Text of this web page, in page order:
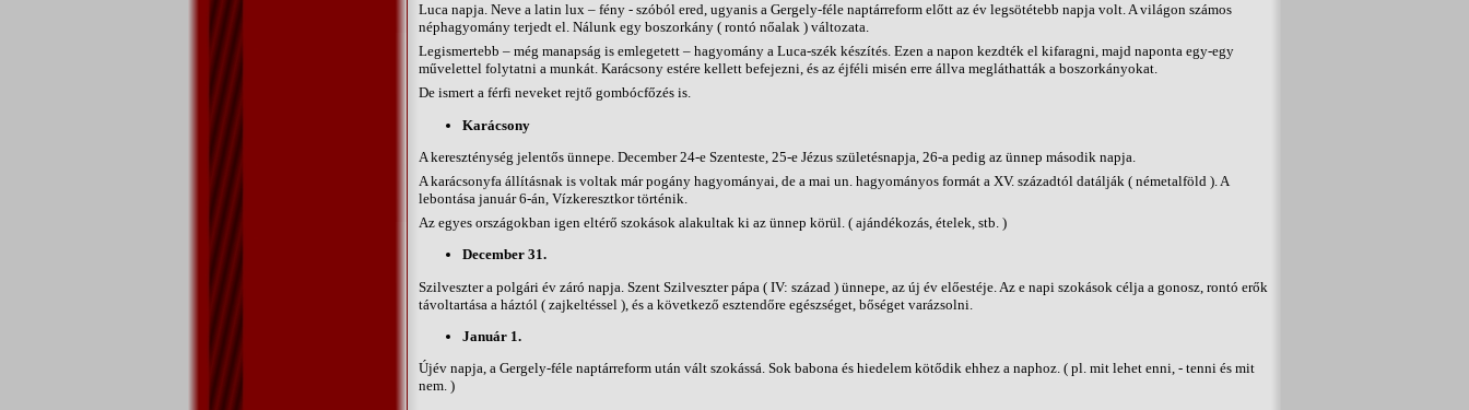
Luca napja. Neve a latin lux – fény - szóból ered, ugyanis a Gergely-féle naptárreform előtt az év legsötétebb napja volt. A világon számos
néphagyomány terjedt el. Nálunk egy boszorkány ( rontó nőalak ) változata.
Legismertebb – még manapság is emlegetett – hagyomány a Luca-szék készítés. Ezen a napon kezdték el kifaragni, majd naponta egy-egy
művelettel folytatni a munkát. Karácsony estére kellett befejezni, és az éjféli misén erre állva megláthatták a boszorkányokat.
De ismert a férfi neveket rejtő gombócfőzés is.
Karácsony
A kereszténység jelentős ünnepe. December 24-e Szenteste, 25-e Jézus születésnapja, 26-a pedig az ünnep második napja.
A karácsonyfa állításnak is voltak már pogány hagyományai, de a mai un. hagyományos formát a XV. századtól datálják ( németalföld ). A
lebontása január 6-án, Vízkeresztkor történik.
Az egyes országokban igen eltérő szokások alakultak ki az ünnep körül. ( ajándékozás, ételek, stb. )
December 31.
Szilveszter a polgári év záró napja. Szent Szilveszter pápa ( IV: század ) ünnepe, az új év előestéje. Az e napi szokások célja a gonosz, rontó erők
távoltartása a háztól ( zajkeltéssel ), és a következő esztendőre egészséget, bőséget varázsolni.
Január 1.
Újév napja, a Gergely-féle naptárreform után vált szokássá. Sok babona és hiedelem kötődik ehhez a naphoz. ( pl. mit lehet enni, - tenni és mit
nem. )